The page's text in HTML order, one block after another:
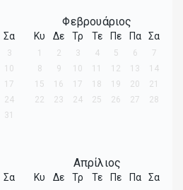
Σα
3
10
17
24
31
Φεβρουάριος
Κυ Δε Τρ Τε Πε Πα Σα
1 2 3 4 5 6
7
8
9 10 11 12 13
14
15
16 17 18 19 20
21
22
23 24 25 26 27 28
Σα
Απρίλιος
Κυ Δε Τρ Τε Πε Πα Σα